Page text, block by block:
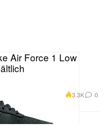
Air Force 1 Low
3.3K 0